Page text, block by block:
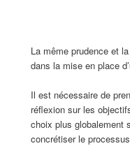
La même prudence et
dans la mise en place
Il est nécessaire de
réflexion sur les
choix plus globalement
concrétiser le